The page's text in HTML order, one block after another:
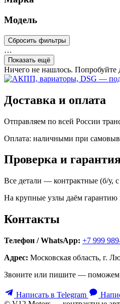
Модель
Сбросить фильтры
…
Показать ещё
Ничего не нашлось. Попробуйте
Доставка и оплата
Отправляем по всей России
Оплата: наличными при
Проверка и
Все детали — контрактные (б/у,
На крупные узлы даём гарантию
Контакты
Телефон / WhatsApp: +7 999
Адрес: Московская область, г.
Звоните или пишите — поможем
Написать в Telegram